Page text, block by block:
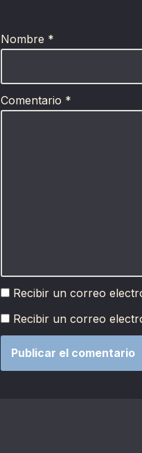
Nombre *
Comentario *
Recibir un correo
Recibir un correo